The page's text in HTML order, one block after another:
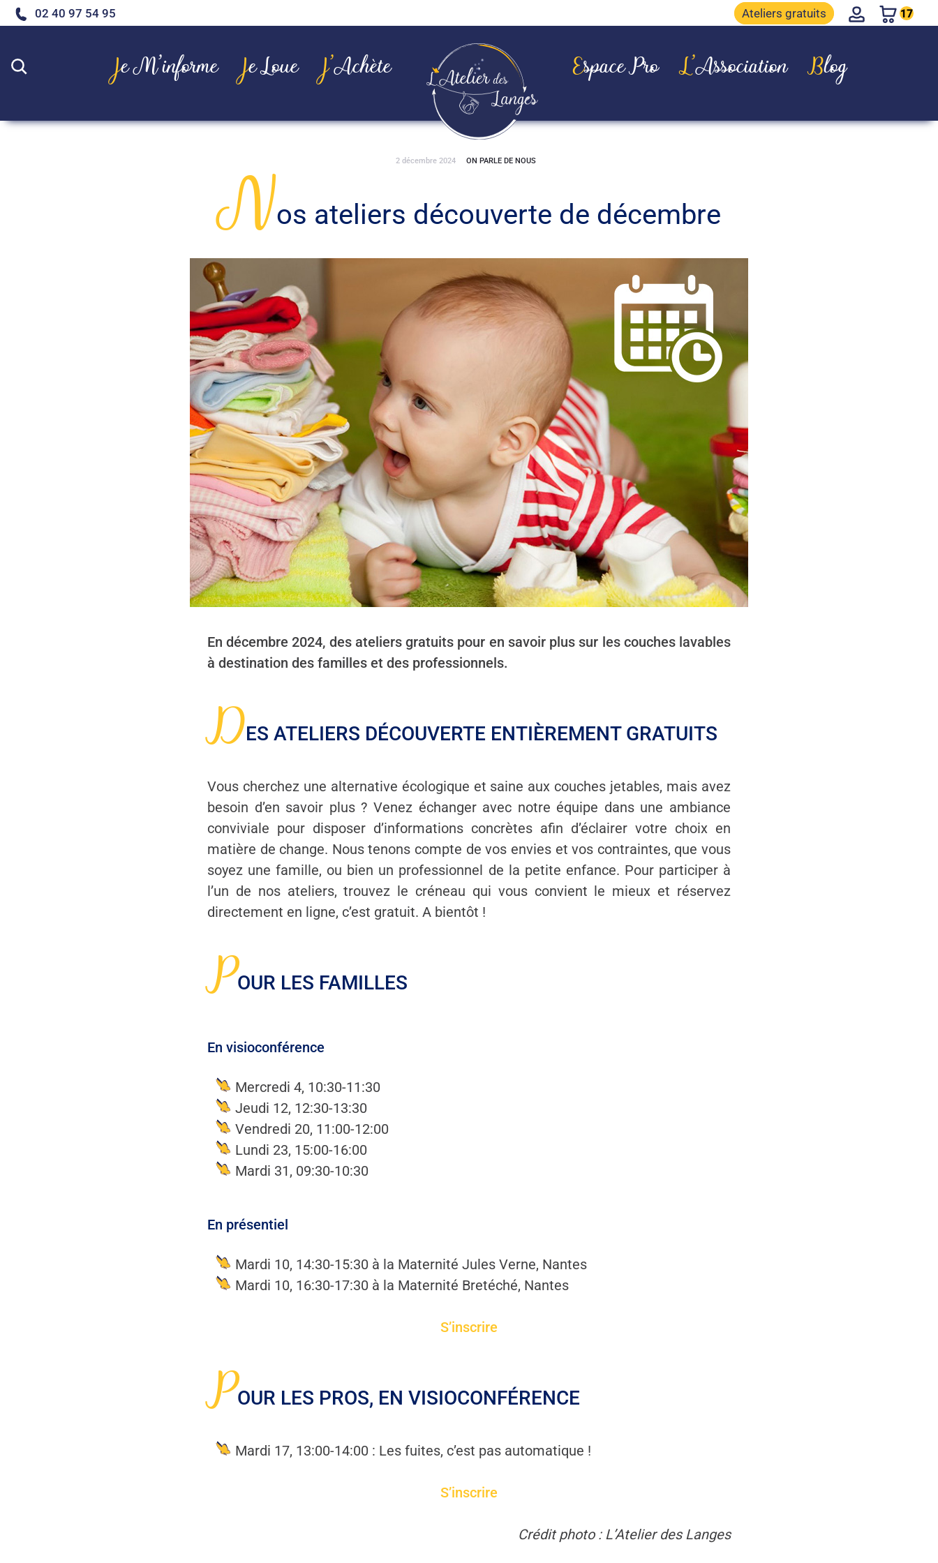
02 40 97 54 95 Ateliers gratuits Account
17
Je M’informe Je Loue J’achète Espace Pro L’Association Blog
2 décembre 2024 ON PARLE DE NOUS
Nos ateliers découverte de décembre
En décembre 2024, des ateliers gratuits pour en savoir plus sur les couches lavables
à destination des familles et des professionnels.
DES ATELIERS DÉCOUVERTE ENTIÈREMENT GRATUITS
Vous cherchez une alternative écologique et saine aux couches jetables, mais avez
besoin d’en savoir plus ? Venez échanger avec notre équipe dans une ambiance
conviviale pour disposer d’informations concrètes afin d’éclairer votre choix en
matière de change. Nous tenons compte de vos envies et vos contraintes, que vous
soyez une famille, ou bien un professionnel de la petite enfance. Pour participer à
l’un de nos ateliers, trouvez le créneau qui vous convient le mieux et réservez
directement en ligne, c’est gratuit. A bientôt !
POUR LES FAMILLES
En visioconférence
Mercredi 4, 10:30-11:30
Jeudi 12, 12:30-13:30
Vendredi 20, 11:00-12:00
Lundi 23, 15:00-16:00
Mardi 31, 09:30-10:30
En présentiel
Mardi 10, 14:30-15:30 à la Maternité Jules Verne, Nantes
Mardi 10, 16:30-17:30 à la Maternité Bretéché, Nantes
S’inscrire
POUR LES PROS, EN VISIOCONFÉRENCE
Mardi 17, 13:00-14:00 : Les fuites, c’est pas automatique !
S’inscrire
Crédit photo : L’Atelier des Langes